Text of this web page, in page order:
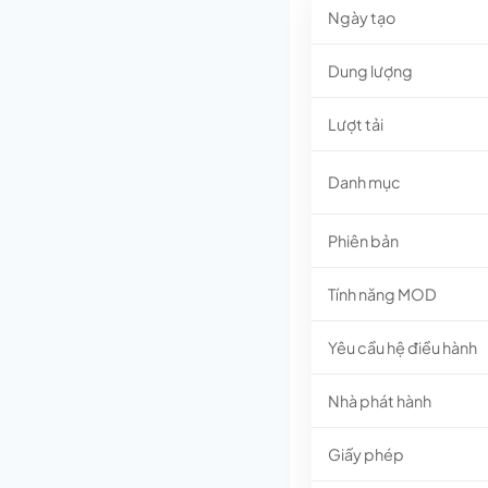
Ngày tạo
Dung lượng
Lượt tải
Danh mục
Phiên bản
Tính năng MOD
Yêu cầu hệ điều hành
Nhà phát hành
Giấy phép